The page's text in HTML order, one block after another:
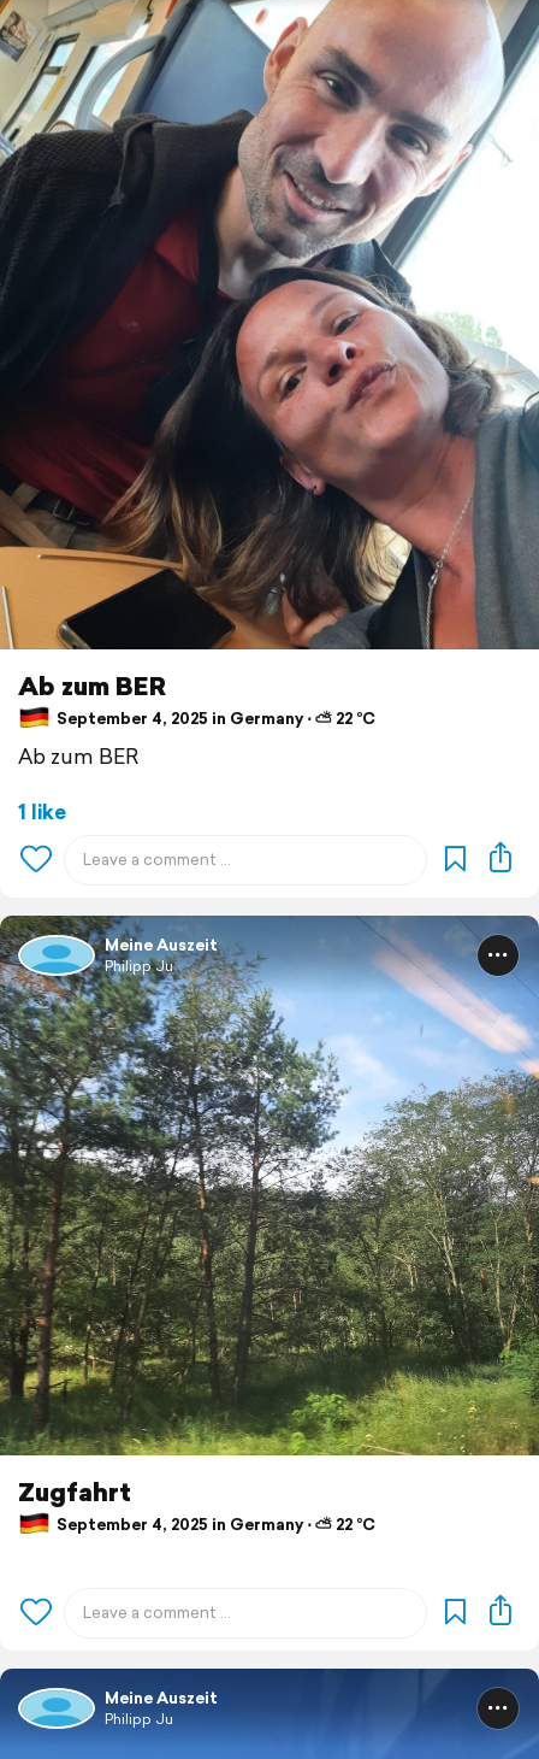
Ab zum BER
September 4, 2025 in Germany ⋅ ⛅ 22 °C
Ab zum BER
1 like
Meine Auszeit
Philipp Ju
Zugfahrt
September 4, 2025 in Germany ⋅ ⛅ 22 °C
Meine Auszeit
Philipp Ju